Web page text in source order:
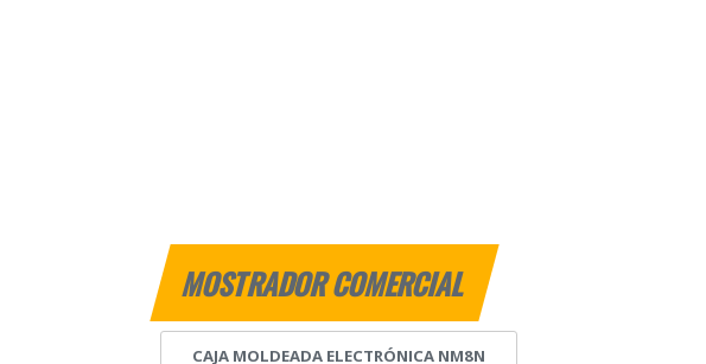
MOSTRADOR COMERCIAL
CAJA MOLDEADA ELECTRÓNICA NM8N